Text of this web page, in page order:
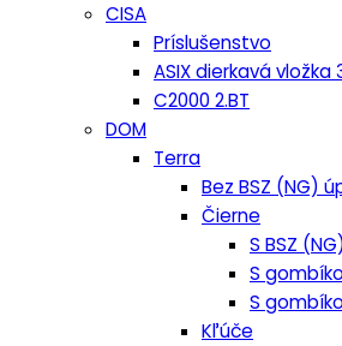
CISA
Príslušenstvo
ASIX dierkavá vložka
C2000 2.BT
DOM
Terra
Bez BSZ (NG)
Čierne
S BSZ
S
S
Kľúče